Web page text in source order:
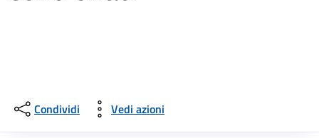
Condividi Vedi azioni